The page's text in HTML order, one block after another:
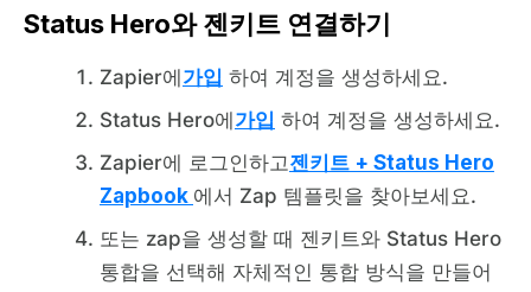
Status Hero와 젠키트 연결하기
Zapier에 가입 하여 계정을 생성하세요.
Status Hero에 가입 하여 계정을 생성하세요.
Zapier에 로그인하고젠키트 + Status Hero
Zapbook 에서 Zap 템플릿을 찾아보세요.
또는 zap을 생성할 때 젠키트와 Status Hero
통합을 선택해 자체적인 통합 방식을 만들어